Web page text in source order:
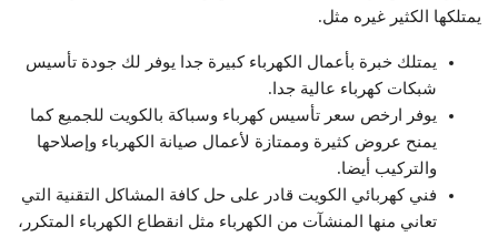
يمتلكها الكثير غيره مثل.
يمتلك خبرة بأعمال الكهرباء كبيرة جدا يوفر لك جودة تأسيس
شبكات كهرباء عالية جدا.
يوفر ارخص سعر تأسيس كهرباء وسباكة بالكويت للجميع كما
يمنح عروض كثيرة وممتازة لأعمال صيانة الكهرباء وإصلاحها
والتركيب أيضا.
فني كهربائي الكويت قادر على حل كافة المشاكل التقنية التي
تعاني منها المنشآت من الكهرباء مثل انقطاع الكهرباء المتكرر،